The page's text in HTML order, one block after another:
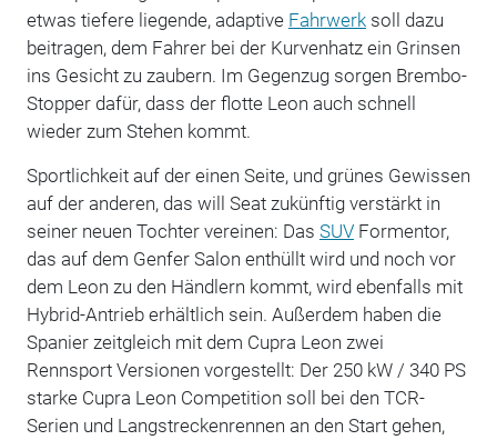
etwas tiefere liegende, adaptive Fahrwerksoll dazu
beitragen, dem Fahrer bei der Kurvenhatz ein Grinsen
ins Gesicht zu zaubern. Im Gegenzug sorgen Brembo-
Stopper dafür, dass der flotte Leon auch schnell
wieder zum Stehen kommt.
Sportlichkeit auf der einen Seite, und grünes Gewissen
auf der anderen, das will Seat zukünftig verstärkt in
seiner neuen Tochter vereinen: Das SUVFormentor,
das auf dem Genfer Salon enthüllt wird und noch vor
dem Leon zu den Händlern kommt, wird ebenfalls mit
Hybrid-Antrieb erhältlich sein. Außerdem haben die
Spanier zeitgleich mit dem Cupra Leon zwei
Rennsport Versionen vorgestellt: Der 250 kW / 340 PS
starke Cupra Leon Competition soll bei den TCR-
Serien und Langstreckenrennen an den Start gehen,